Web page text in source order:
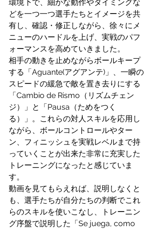
環境下で、細かな動作やタイミングな
どを一つ一つ選手たちとイメージを共
有し、確認・修正しながら、徐々にメ
ニューのハードルを上げ、実戦のパフ
ォーマンスを高めていきました。
相手の動きを止めながらボールキープ
する「Aguante(アグアンテ)」、一瞬の
スピードの緩急で敵を置き去りにする
「Cambio de Rismo（リズムチェン
ジ）」と「Pausa（ためをつく
る）」。これらの対人スキルを応用し
ながら、ボールコントロールやター
ン、フィニッシュを実戦レベルまで持
っていくことが出来た非常に充実した
トレーニングになったと感じていま
す。
動画を見てもらえれば、説明しなくと
も、選手たちが自分たちの判断でこれ
らのスキルを使いこなし、トレーニン
グ序盤で説明した「Se juega, como